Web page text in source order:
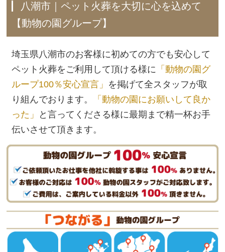
八潮市｜ペット火葬を大切に心を込めて
【動物の園グループ】
埼玉県八潮市のお客様に初めての方でも安心して
ペット火葬をご利用して頂ける様に 「動物の園グ
ループ100％安心宣言」 を掲げて全スタッフが取
り組んでおります。
「動物の園にお願いして良か
った」
と言ってくださる様に最期まで精一杯お手
伝いさせて頂きます。